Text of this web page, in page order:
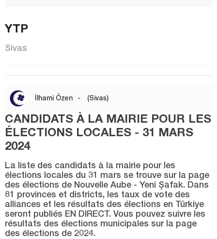
HAFİK
İMRANLI
KOYULHİSAR
CENTRE
ŞARKIŞLA
SIZIR
YTP
Sivas
İlhami Özen - (Sivas)
CANDIDATS À LA MAIRIE POUR LES
ÉLECTIONS LOCALES - 31 MARS
2024
La liste des candidats à la mairie pour les
élections locales du 31 mars se trouve sur la page
des élections de Nouvelle Aube - Yeni Şafak. Dans
81 provinces et districts, les taux de vote des
alliances et les résultats des élections en Türkiye
seront publiés EN DIRECT. Vous pouvez suivre les
résultats des élections municipales sur la page
des élections de 2024.